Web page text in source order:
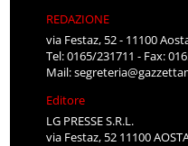
REDAZIONE
via Festaz, 52 - 11100
Tel: 0165/231711 - Fax:
Mail:
Editore
LG PRESSE S.R.L.
via Festaz, 52 11100